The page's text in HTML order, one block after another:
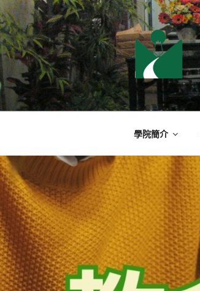
跳
至
主
要
內
容
學院簡介